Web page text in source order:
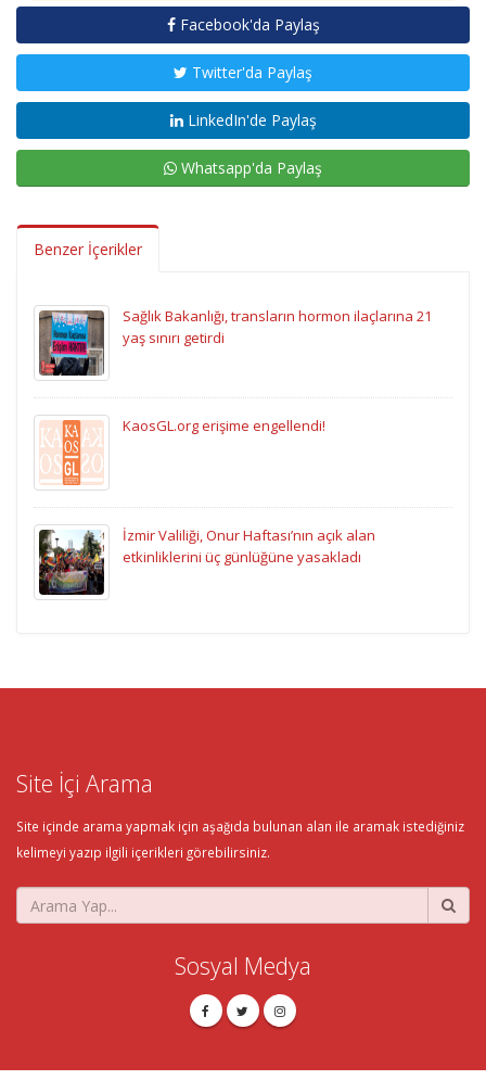
Facebook'da Paylaş
Twitter'da Paylaş
LinkedIn'de Paylaş
Whatsapp'da Paylaş
Benzer İçerikler
Sağlık Bakanlığı, transların hormon ilaçlarına 21
yaş sınırı getirdi
KaosGL.org erişime engellendi!
İzmir Valiliği, Onur Haftası’nın açık alan
etkinliklerini üç günlüğüne yasakladı
Site İçi Arama
Site içinde arama yapmak için aşağıda bulunan alan ile aramak istediğiniz
kelimeyi yazıp ilgili içerikleri görebilirsiniz.
Sosyal Medya